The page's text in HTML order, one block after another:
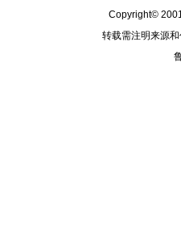
Copyright©
转载需注明来源